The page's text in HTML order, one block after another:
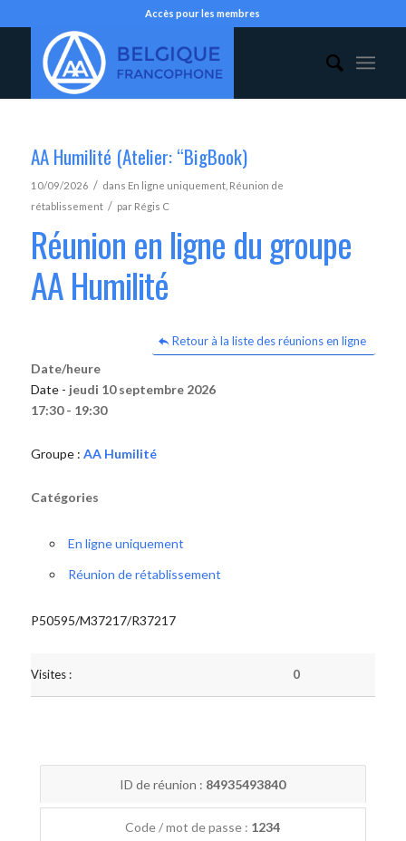
Accès pour les membres
AA Humilité (Atelier: “BigBook)
10/09/2026 / dans En ligne uniquement, Réunion de
rétablissement / par Régis C
Réunion en ligne du groupe
AA Humilité
Retour à la liste des réunions en ligne
Date/heure
Date - jeudi 10 septembre 2026
17:30 - 19:30
Groupe : AA Humilité
Catégories
En ligne uniquement
Réunion de rétablissement
P50595/M37217/R37217
Visites : 0
ID de réunion : 84935493840
Code / mot de passe : 1234